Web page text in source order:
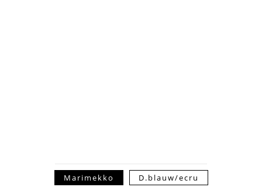
Marimekko D.blauw/ecru